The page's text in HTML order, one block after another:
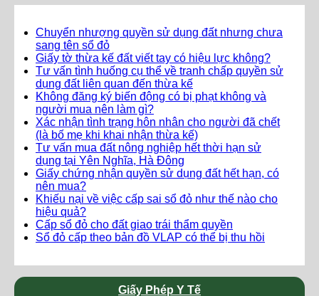
Chuyển nhượng quyền sử dụng đất nhưng chưa
sang tên sổ đỏ
Giấy tờ thừa kế đất viết tay có hiệu lực không?
Tư vấn tình huống cụ thể về tranh chấp quyền sử
dụng đất liên quan đến thừa kế
Không đăng ký biến động có bị phạt không và
người mua nên làm gì?
Xác nhận tình trạng hôn nhân cho người đã chết
(là bố mẹ khi khai nhận thừa kế)
Tư vấn mua đất nông nghiệp hết thời hạn sử
dụng tại Yên Nghĩa, Hà Đông
Giấy chứng nhận quyền sử dụng đất hết hạn, có
nên mua?
Khiếu nại về việc cấp sai sổ đỏ như thế nào cho
hiệu quả?
Cấp sổ đỏ cho đất giao trái thẩm quyền
Sổ đỏ cấp theo bản đồ VLAP có thể bị thu hồi
Giấy Phép Y Tế